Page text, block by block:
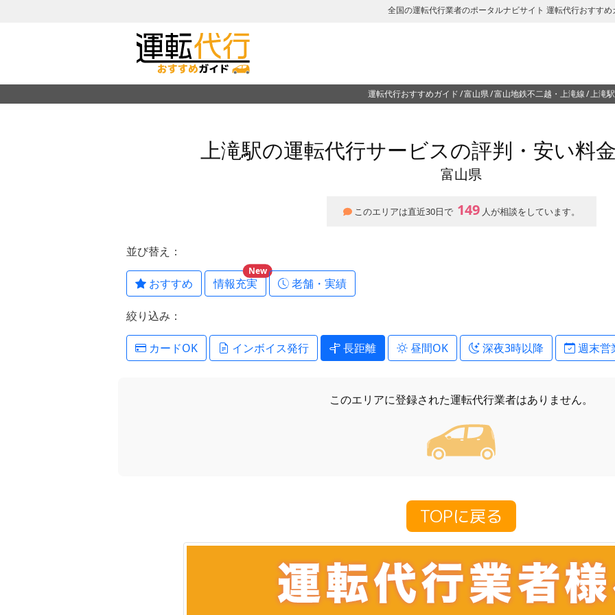
全国の運転代行業者のポータルナビサイト 運転代行おすす
運転代行おすすめガイド 富山県 富山地鉄不二越・上滝線 上滝
上滝駅の運転代行サービスの評判・安い料
富山県
このエリアは直近30日で 149 人が相談をしています。
並び替え：
おすすめ 情報充実
New
老舗・実績
絞り込み：
カードOK インボイス発行 長距離 昼間OK 深夜3時以降 週末営
このエリアに登録された運転代行業者はありません。
TOPに戻る